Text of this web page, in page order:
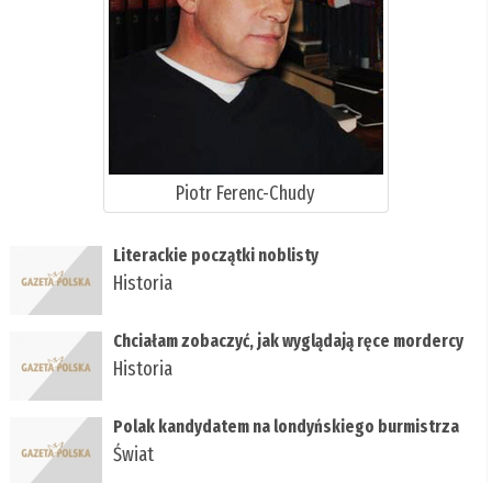
Piotr Ferenc-Chudy
Literackie początki noblisty
Historia
Chciałam zobaczyć, jak wyglądają ręce mordercy
Historia
Polak kandydatem na londyńskiego burmistrza
Świat